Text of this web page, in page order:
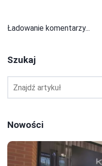
Ładowanie komentarzy...
Szukaj
Nowości